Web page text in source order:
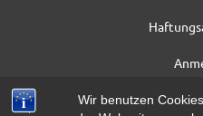
Wir benutzen